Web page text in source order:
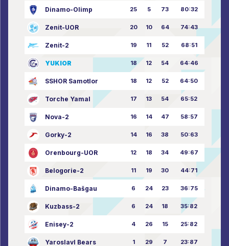
Dinamo-Olimp 25 5 73 80:32
Zenit-UOR 20 10 64 74:43
Zenit-2 19 11 52 68:51
YUKIOR 18 12 54 64:46
SSHOR Samotlor 18 12 52 64:50
Torche Yamal 17 13 54 65:52
Nova-2 16 14 47 58:57
Gorky-2 14 16 38 50:63
Orenbourg-UOR 12 18 34 49:67
Belogorie-2 11 19 30 44:71
Dinamo-Bašgau 6 24 23 36:75
Kuzbass-2 6 24 18 35:82
Enisey-2 4 26 15 25:82
Yaroslavl Bears 1 29 7 23:87